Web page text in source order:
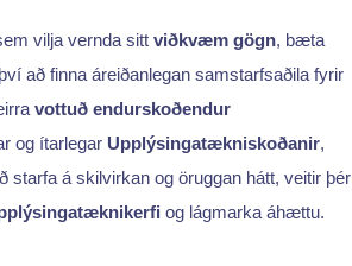
vilja vernda sitt viðkvæm gögn, bæta
að finna áreiðanlegan samstarfsaðila fyrir
vottuð endurskoðendur
og ítarlegar Upplýsingatækniskoðanir,
starfa á skilvirkan og öruggan hátt, veitir þér
og lágmarka áhættu.